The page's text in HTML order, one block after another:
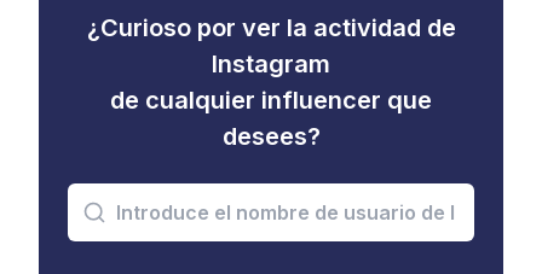
¿Curioso por ver la actividad de
Instagram
de cualquier influencer que
desees?